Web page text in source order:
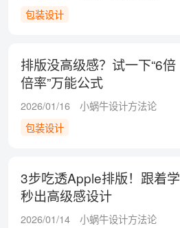
包装设计
排版没高级感？试一下“6倍
倍率”万能公式
2026/01/16
小蜗牛设计方法论
包装设计
3步吃透Apple排版！跟着学
秒出高级感设计
2026/01/14
小蜗牛设计方法论